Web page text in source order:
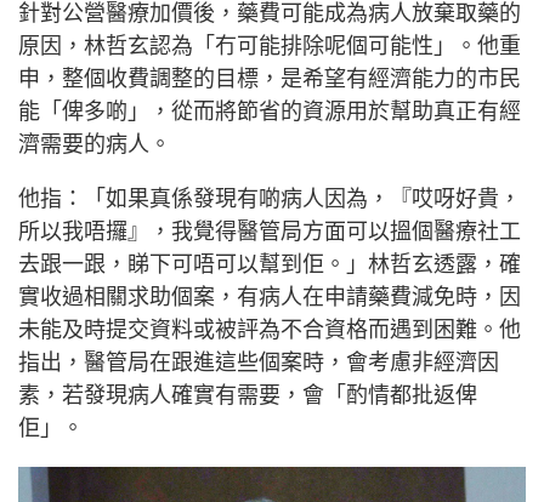
針對公營醫療加價後，藥費可能成為病人放棄取藥的
原因，林哲玄認為「冇可能排除呢個可能性」。他重
申，整個收費調整的目標，是希望有經濟能力的市民
能「俾多啲」，從而將節省的資源用於幫助真正有經
濟需要的病人。
他指：「如果真係發現有啲病人因為，『哎呀好貴，
所以我唔攞』，我覺得醫管局方面可以搵個醫療社工
去跟一跟，睇下可唔可以幫到佢。」林哲玄透露，確
實收過相關求助個案，有病人在申請藥費減免時，因
未能及時提交資料或被評為不合資格而遇到困難。他
指出，醫管局在跟進這些個案時，會考慮非經濟因
素，若發現病人確實有需要，會「酌情都批返俾
佢」。